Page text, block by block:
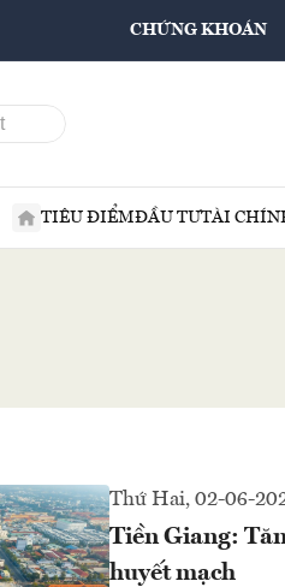
CHỨNG KHOÁN
TIÊU ĐIỂMĐẦU TƯTÀI
Thứ Hai, 02-06-
Tiền Giang:
huyết mạch